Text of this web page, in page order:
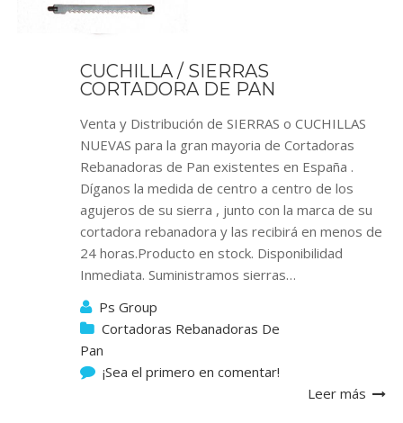
CUCHILLA / SIERRAS
CORTADORA DE PAN
Venta y Distribución de SIERRAS o CUCHILLAS
NUEVAS para la gran mayoria de Cortadoras
Rebanadoras de Pan existentes en España .
Díganos la medida de centro a centro de los
agujeros de su sierra , junto con la marca de su
cortadora rebanadora y las recibirá en menos de
24 horas.Producto en stock. Disponibilidad
Inmediata. Suministramos sierras…
Ps Group
Cortadoras Rebanadoras De
Pan
¡Sea el primero en comentar!
Leer más